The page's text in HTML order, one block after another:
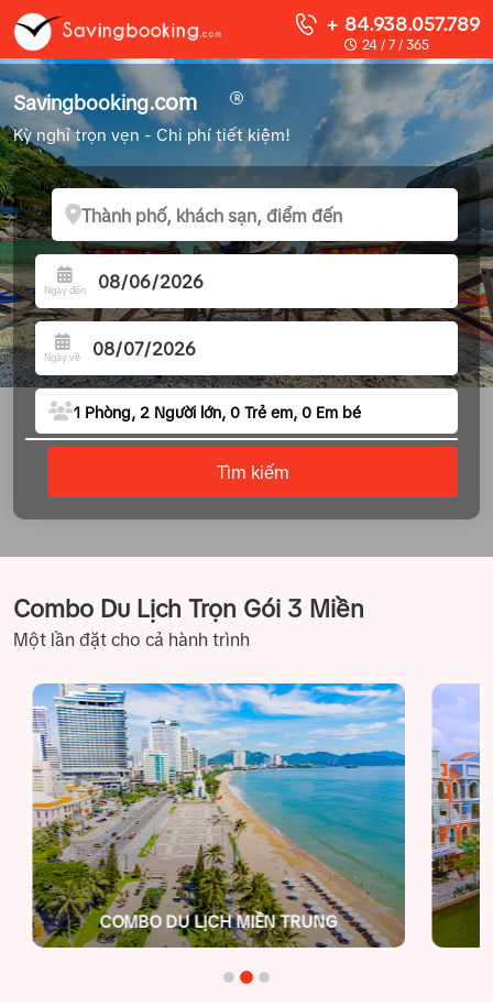
+ 84.938.057.789
24 / 7 / 365
Savingbooking.com R
Kỳ nghỉ trọn vẹn - Chi phí tiết kiệm!
Ngày đến
Ngày về
1 Phòng, 2 Người lớn, 0 Trẻ em, 0 Em bé
Người lớn
Tìm kiếm
Combo Du Lịch Trọn Gói 3 Miền
Một lần đặt cho cả hành trình
COMBO DU LỊCH MIỀN TRUNG